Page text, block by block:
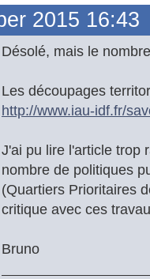
2015 16:43
Désolé, mais le
Les découpages
http://www.iau-idf.fr/
J'ai pu lire l'article trop
nombre de politiques
(Quartiers Prioritaires
critique avec ces
Bruno